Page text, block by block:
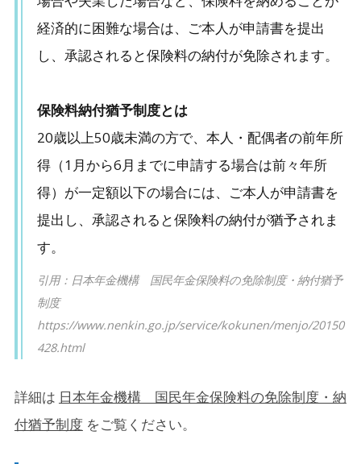
経済的に困難な場合は、ご本人が申請書を提出
し、承認されると保険料の納付が免除されます。
保険料納付猶予制度とは
20歳以上50歳未満の方で、本人・配偶者の前年所
得（1月から6月までに申請する場合は前々年所
得）が一定額以下の場合には、ご本人が申請書を
提出し、承認されると保険料の納付が猶予されま
す。
引用：日本年金機構 国民年金保険料の免除制度・納付猶予
制度
https://www.nenkin.go.jp/service/kokunen/menjo/20150
428.html
詳細は 日本年金機構 国民年金保険料の免除制度・納
付猶予制度 をご覧ください。